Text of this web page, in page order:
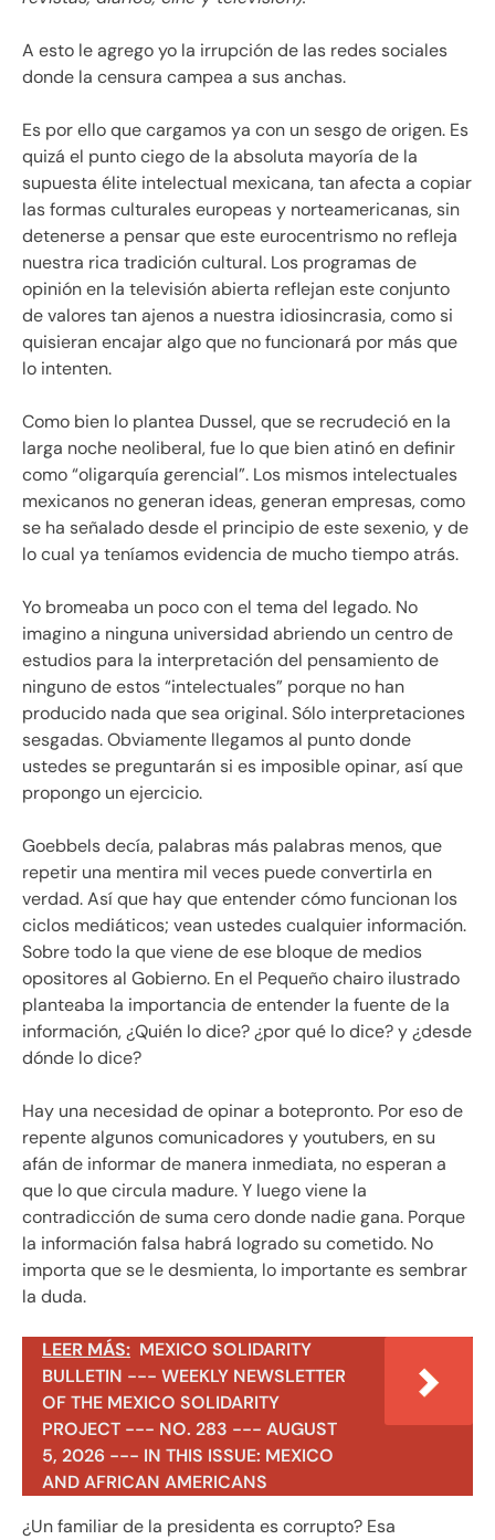
A esto le agrego yo la irrupción de las redes sociales
donde la censura campea a sus anchas.
Es por ello que cargamos ya con un sesgo de origen. Es
quizá el punto ciego de la absoluta mayoría de la
supuesta élite intelectual mexicana, tan afecta a copiar
las formas culturales europeas y norteamericanas, sin
detenerse a pensar que este eurocentrismo no refleja
nuestra rica tradición cultural. Los programas de
opinión en la televisión abierta reflejan este conjunto
de valores tan ajenos a nuestra idiosincrasia, como si
quisieran encajar algo que no funcionará por más que
lo intenten.
Como bien lo plantea Dussel, que se recrudeció en la
larga noche neoliberal, fue lo que bien atinó en definir
como “oligarquía gerencial”. Los mismos intelectuales
mexicanos no generan ideas, generan empresas, como
se ha señalado desde el principio de este sexenio, y de
lo cual ya teníamos evidencia de mucho tiempo atrás.
Yo bromeaba un poco con el tema del legado. No
imagino a ninguna universidad abriendo un centro de
estudios para la interpretación del pensamiento de
ninguno de estos “intelectuales” porque no han
producido nada que sea original. Sólo interpretaciones
sesgadas. Obviamente llegamos al punto donde
ustedes se preguntarán si es imposible opinar, así que
propongo un ejercicio.
Goebbels decía, palabras más palabras menos, que
repetir una mentira mil veces puede convertirla en
verdad. Así que hay que entender cómo funcionan los
ciclos mediáticos; vean ustedes cualquier información.
Sobre todo la que viene de ese bloque de medios
opositores al Gobierno. En el Pequeño chairo ilustrado
planteaba la importancia de entender la fuente de la
información, ¿Quién lo dice? ¿por qué lo dice? y ¿desde
dónde lo dice?
Hay una necesidad de opinar a botepronto. Por eso de
repente algunos comunicadores y youtubers, en su
afán de informar de manera inmediata, no esperan a
que lo que circula madure. Y luego viene la
contradicción de suma cero donde nadie gana. Porque
la información falsa habrá logrado su cometido. No
importa que se le desmienta, lo importante es sembrar
la duda.
LEER MÁS: MEXICO SOLIDARITY
BULLETIN --- WEEKLY NEWSLETTER
OF THE MEXICO SOLIDARITY
PROJECT --- NO. 283 --- AUGUST
5, 2026 --- IN THIS ISSUE: MEXICO
AND AFRICAN AMERICANS
¿Un familiar de la presidenta es corrupto? Esa